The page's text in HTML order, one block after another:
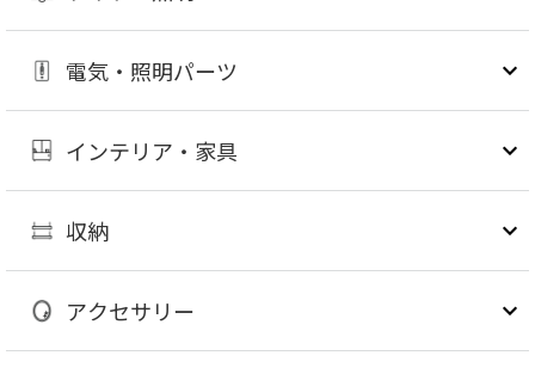
電気・照明パーツ
インテリア・家具
収納
アクセサリー